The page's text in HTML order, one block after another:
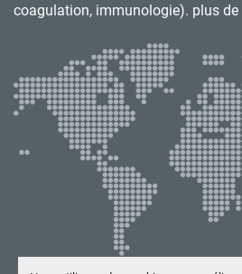
coagulation, immunologie). plus